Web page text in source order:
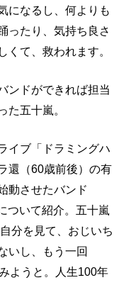
になるし、何よりも
ったり、気持ち良さ
くて、救われます。
ンドができれば担当
た五十嵐。
イブ「ドラミングハ
還（60歳前後）の有
動させたバンド
ついて紹介。五十嵐
分を見て、おじいち
いし、もう一回
ようと。人生100年